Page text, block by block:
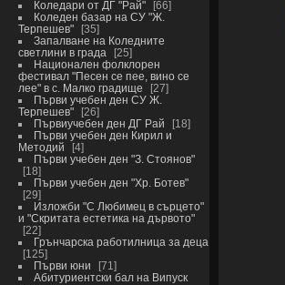
Коледари от ДГ "Рай"
66
Коледен базар на СУ "Ж.
Терпешев"
35
Запалване на Коледните
светлини в града
25
Национален фолклорен
фестивал "Песен се пее, вино се
лее" в с. Малко градище
27
Първи учебен ден СУ Ж.
Терпешев"
26
Първиучебен ден ДГ Рай
18
Първи учебен ден Кирил и
Методий
4
Първи учебен ден "З. Стоянов"
18
Първи учебен ден "Хр. Ботев"
29
Изложби "С Любимец в сърцето"
и "Скритата естетика на дървото"
22
Грънчарска работилница за деца
125
Първи юни
71
Абитуриентски бал на Випуск